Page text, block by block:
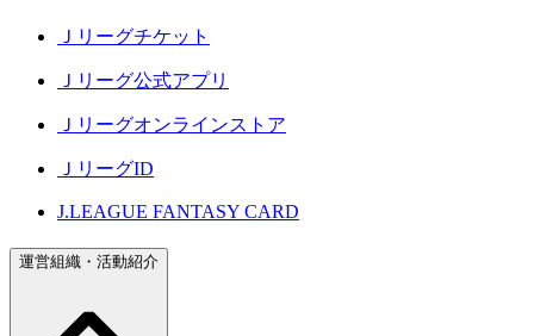
Ｊリーグチケット
Ｊリーグ公式アプリ
Ｊリーグオンラインストア
ＪリーグID
J.LEAGUE FANTASY CARD
運営組織・活動紹介